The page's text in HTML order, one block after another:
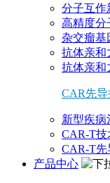
分子互作
高精度分
杂交瘤基
抗体亲和
抗体亲和
CAR先
新型疾病
CAR-T技
CAR-T先
产品中心